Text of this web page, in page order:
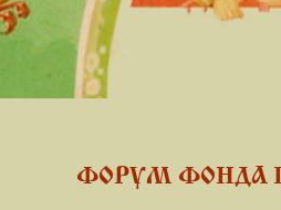
ФОРУМ ФОНДА